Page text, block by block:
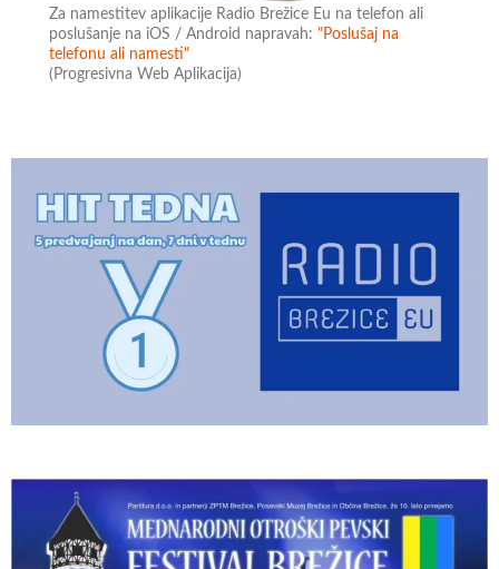
Za namestitev aplikacije Radio Brežice Eu na telefon ali
poslušanje na iOS / Android napravah:"Poslušaj na
telefonu ali namesti"
(Progresivna Web Aplikacija)